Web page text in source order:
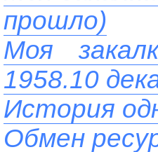
прошло)
Моя
1958.10
История
Обмен